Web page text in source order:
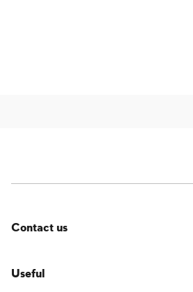
Contact us
Useful